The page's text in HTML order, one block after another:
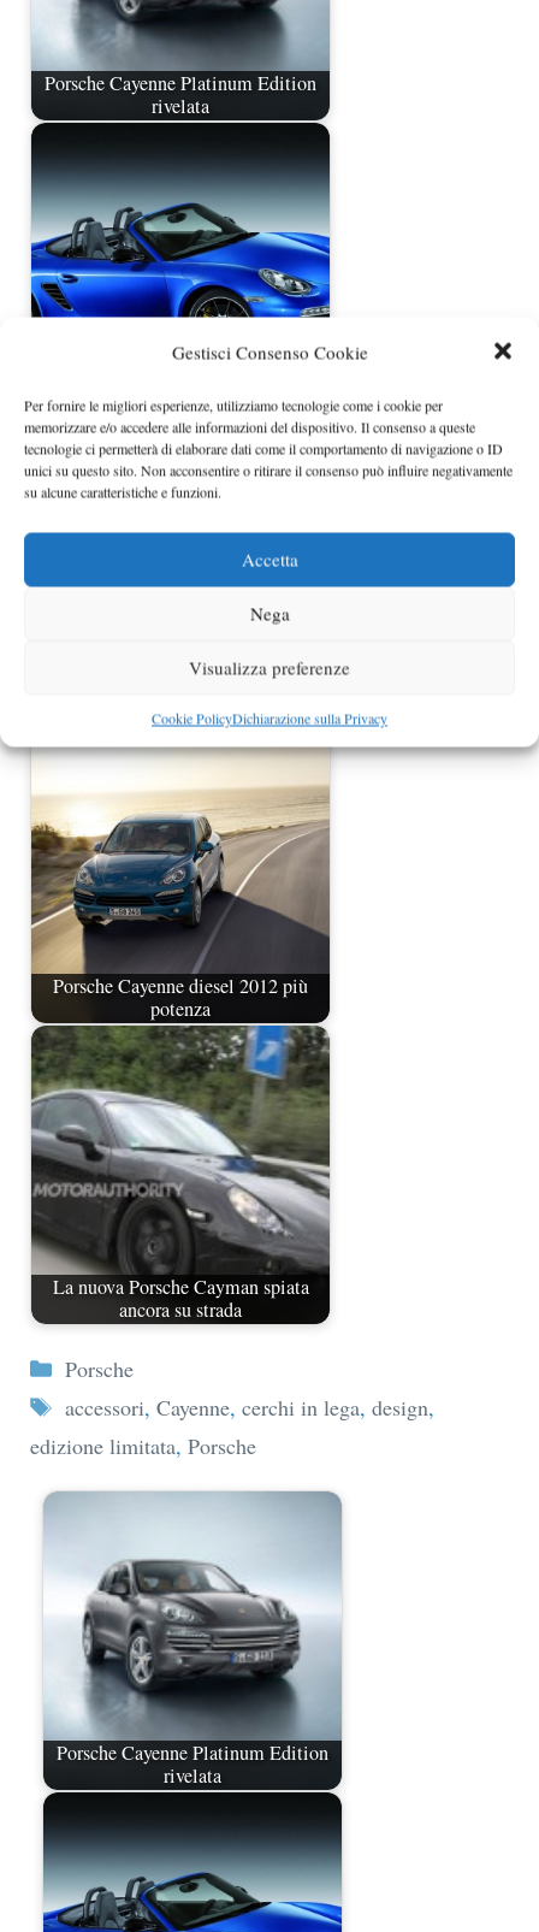
Gestisci Consenso Cookie
Per fornire le migliori esperienze, utilizziamo tecnologie come i cookie per
memorizzare e/o accedere alle informazioni del dispositivo. Il consenso a queste
tecnologie ci permetterà di elaborare dati come il comportamento di navigazione o ID
unici su questo sito. Non acconsentire o ritirare il consenso può influire negativamente
su alcune caratteristiche e funzioni.
Accetta
Nega
Visualizza preferenze
Cookie PolicyDichiarazione sulla Privacy
Porsche Cayenne Platinum Edition
rivelata
equipaggiamenti…
Porsche Panamera S Hybrid a
Ginevra
Porsche Cayenne diesel 2012 più
potenza
La nuova Porsche Cayman spiata
ancora su strada
Categorie
Porsche
Tag
accessori, Cayenne, cerchi in lega, design,
edizione limitata, Porsche
Porsche Cayenne Platinum Edition
rivelata